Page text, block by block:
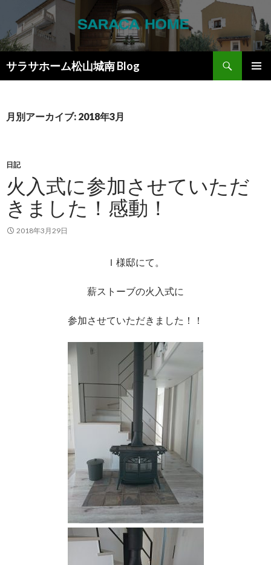
サラサホーム松山城南 Blog
索
ン
キ
プ
月別アーカイブ: 2018年3月
日記
火入式に参加させていただ
きました！感動！
2018年3月29日
Ｉ様邸にて。
薪ストーブの火入式に
参加させていただきました！！